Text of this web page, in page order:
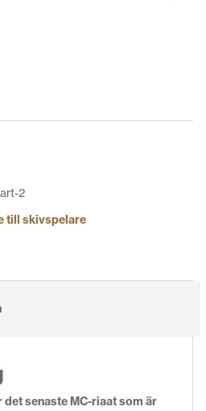
2
till skivspelare
det senaste MC-riaat som är